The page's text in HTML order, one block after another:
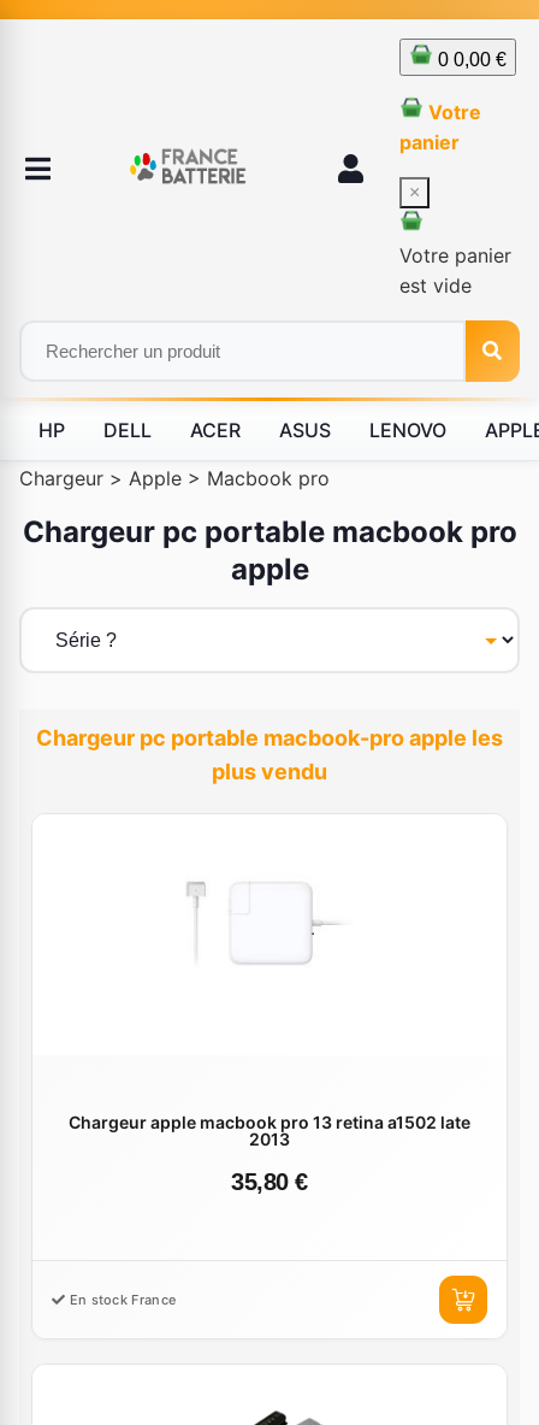
0 0,00 €
Votre
panier
×
Votre panier
est vide
HP DELL ACER ASUS LENOVO
Chargeur > Apple > Macbook pro
Chargeur pc portable macbook pro
apple
Chargeur pc portable macbook-pro apple les
plus vendu
Chargeur apple macbook pro 13 retina a1502 late
2013
35,80 €
En stock France